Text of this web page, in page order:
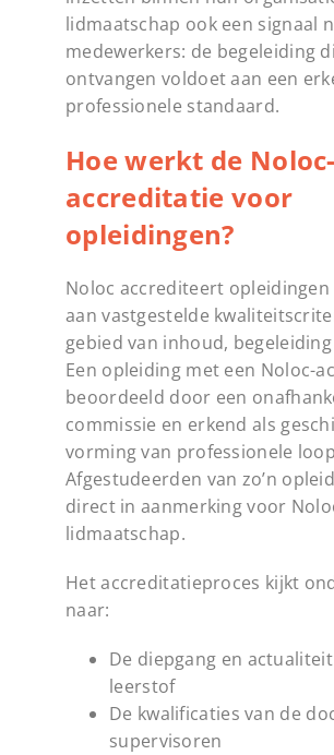
lidmaatschap ook een signaal
medewerkers: de begeleiding
ontvangen voldoet aan een
professionele standaard.
Hoe werkt de Noloc-
accreditatie voor
opleidingen?
Noloc accrediteert opleidingen
aan vastgestelde
gebied van inhoud,
Een opleiding met een Noloc-
beoordeeld door een
commissie en erkend als
vorming van professionele
Afgestudeerden van zo’n
direct in aanmerking voor
lidmaatschap.
Het accreditatieproces kijkt
naar:
De diepgang en
leerstof
De kwalificaties van de
supervisoren